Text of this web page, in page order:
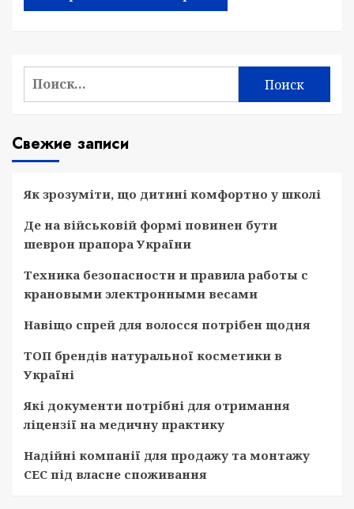
Найти:
Свежие записи
Як зрозуміти, що дитині комфортно у школі
Де на військовій формі повинен бути
шеврон прапора України
Техника безопасности и правила работы с
крановыми электронными весами
Навіщо спрей для волосся потрібен щодня
ТОП брендів натуральної косметики в
Україні
Які документи потрібні для отримання
ліцензії на медичну практику
Надійні компанії для продажу та монтажу
СЕС під власне споживання